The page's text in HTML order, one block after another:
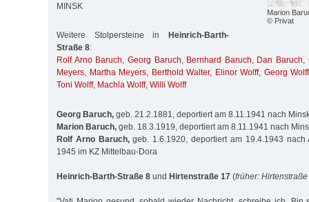
Marion
© Privat
MINSK
Weitere Stolpersteine in
Heinrich-Barth-
Straße 8:
Rolf Arno Baruch, Georg Baruch, Bernhard Baruch, Dan Baruch,
Meyers, Martha Meyers, Berthold Walter, Elinor Wolff, Georg Wolff
Toni Wolff, Machla Wolff, Willi Wolff
Georg Baruch, geb. 21.2.1881, deportiert am 8.11.1941 nach
Marion Baruch, geb. 18.3.1919, deportiert am 8.11.1941 nach
Rolf Arno Baruch,geb. 1.6.1920, deportiert am 19.4.1943 nach
1945 im KZ Mittelbau-Dora
Heinrich-Barth-Straße 8 und Hirtenstraße 17 (früher: